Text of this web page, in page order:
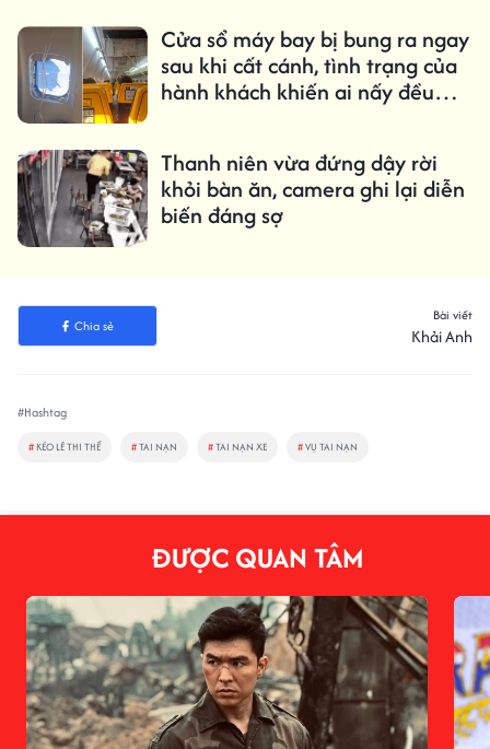
Cửa sổ máy bay bị bung ra ngay
sau khi cất cánh, tình trạng của
hành khách khiến ai nấy đều
Thanh niên vừa đứng dậy rời
khỏi bàn ăn, camera ghi lại diễn
biến đáng sợ
Chia sẻ
Bài viết
Khải Anh
#Hashtag
# KÉO LÊ THI THỂ #TAI NẠN #TAI NẠN XE #VỤ TAI NẠN
ĐƯỢC QUAN TÂM